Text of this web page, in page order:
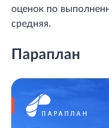
оценок по
средняя.
Параплан